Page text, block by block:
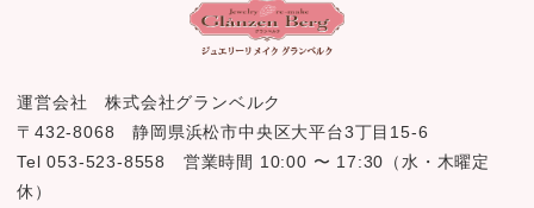
運営会社 株式会社グランベルク
〒432-8068 静岡県浜松市中央区大平台3丁目15-6
Tel 053-523-8558 営業時間 10:00 〜 17:30（水・木曜定
休）